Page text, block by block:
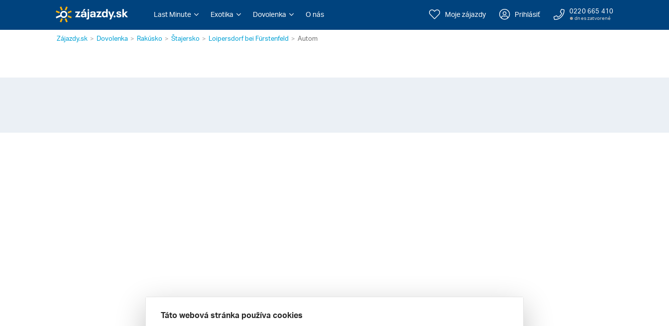
Last Minute Exotika Dovolenka O nás Moje zájazdy Prihlásiť 0220 665 410
dnes zatvorené
Zájazdy.sk Dovolenka Rakúsko Štajersko Loipersdorf bei Fürstenfeld Autom
Táto webová stránka používa cookies